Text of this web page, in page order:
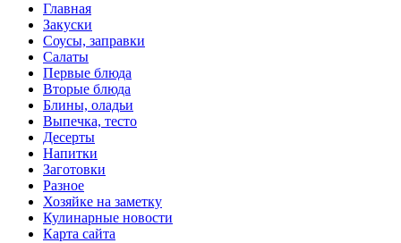
Главная
Закуски
Соусы, заправки
Салаты
Первые блюда
Вторые блюда
Блины, оладьи
Выпечка, тесто
Десерты
Напитки
Заготовки
Разное
Хозяйке на заметку
Кулинарные новости
Карта сайта